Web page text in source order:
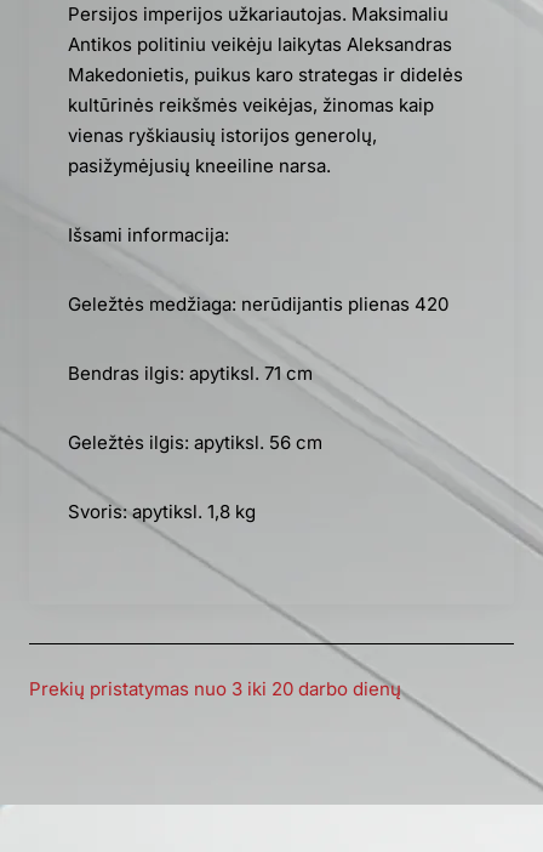
Persijos imperijos užkariautojas. Maksimaliu
Antikos politiniu veikėju laikytas Aleksandras
Makedonietis, puikus karo strategas ir didelės
kultūrinės reikšmės veikėjas, žinomas kaip
vienas ryškiausių istorijos generolų,
pasižymėjusių kneeiline narsa.
Išsami informacija:
Geležtės medžiaga: nerūdijantis plienas 420
Bendras ilgis: apytiksl. 71 cm
Geležtės ilgis: apytiksl. 56 cm
Svoris: apytiksl. 1,8 kg
Prekių pristatymas nuo 3 iki 20 darbo dienų